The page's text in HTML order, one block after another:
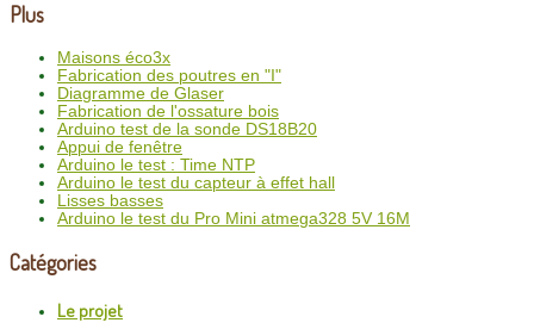
Plus
Maisons éco3x
Fabrication des poutres en "I"
Diagramme de Glaser
Fabrication de l'ossature bois
Arduino test de la sonde DS18B20
Appui de fenêtre
Arduino le test : Time NTP
Arduino le test du capteur à effet hall
Lisses basses
Arduino le test du Pro Mini atmega328 5V 16M
Catégories
Le projet